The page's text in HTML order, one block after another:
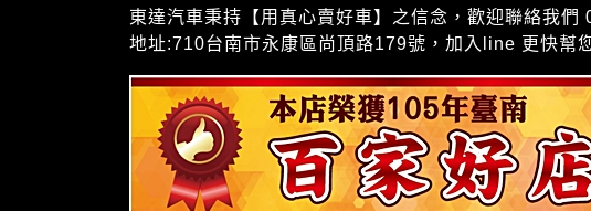
東達汽車秉持【用真心賣好車】之信念，歡迎聯絡我們
地址:710台南市永康區尚頂路179號，加入line 更快幫